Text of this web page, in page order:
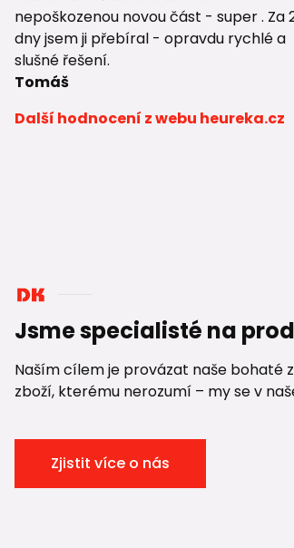
nepoškozenou novou část - super . Za
dny jsem ji přebíral - opravdu rychlé a
slušné řešení.
Tomáš
Další hodnocení z webu heureka.cz
Jsme specialisté na
Naším cílem je provázat naše bohaté
zboží, kterému nerozumí – my se v
Zjistit více o nás